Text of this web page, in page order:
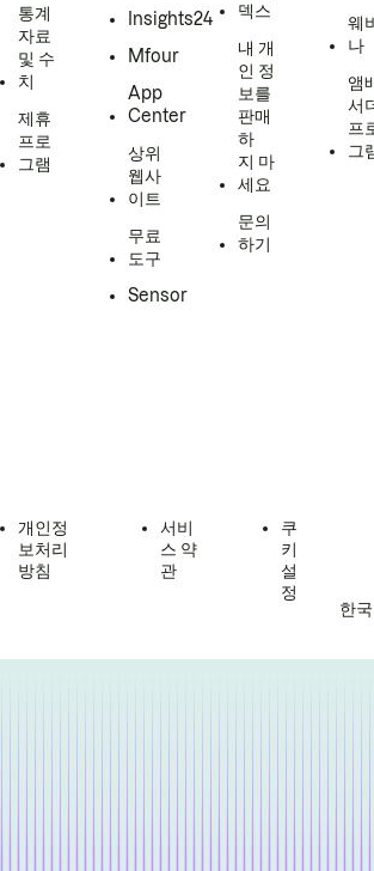
통계
자료
및 수
치
제휴
프로
그램
Insights24
Mfour
App
Center
상위
웹사
이트
무료
도구
Sensor
덱스
내 개
인 정
보를
판매
하
지 마
세요
문의
하기
웨
나
앰
서
프
그
개인정
보처리
방침
서비
스 약
관
쿠
키
설
정
한